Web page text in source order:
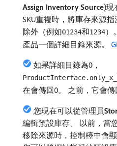
Assign Inventory Source)現
SKU重複時，將庫存來源
除外（例如01234和1234）
產品一個詳細目錄來源。
如果詳細目錄為0，
在會傳回0。 之前，它會傳
您現在可以從管理員​
編輯預設庫存。 以前，當
移除來源時，控制檯中會